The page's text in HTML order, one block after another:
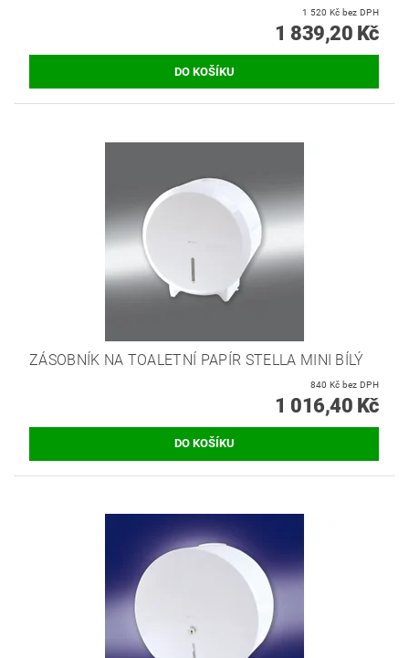
1 520 Kč bez DPH
1 839,20 Kč
ZÁSOBNÍK NA TOALETNÍ PAPÍR STELLA MINI BÍLÝ
840 Kč bez DPH
1 016,40 Kč